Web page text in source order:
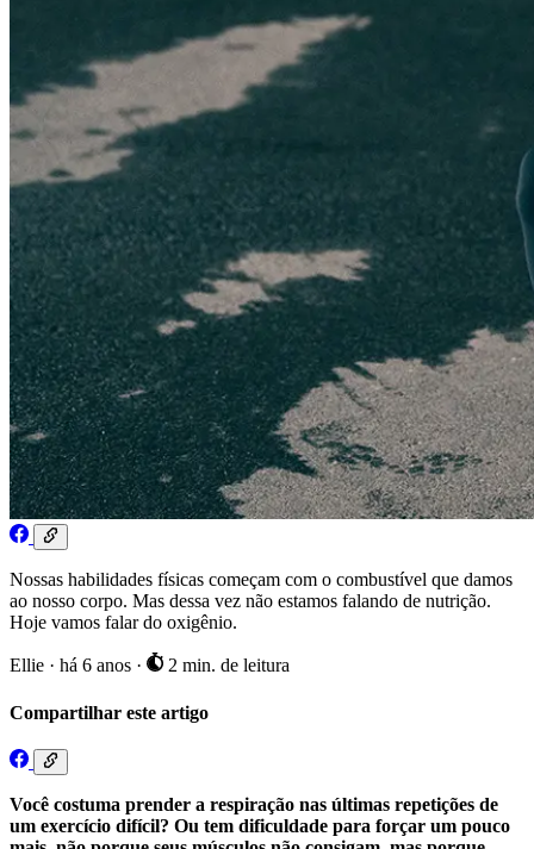
Nossas habilidades físicas começam com o combustível que damos
ao nosso corpo. Mas dessa vez não estamos falando de nutrição.
Hoje vamos falar do oxigênio.
Ellie · há 6 anos · 2 min. de leitura
Compartilhar este artigo
Você costuma prender a respiração nas últimas repetições de
um exercício difícil? Ou tem dificuldade para forçar um pouco